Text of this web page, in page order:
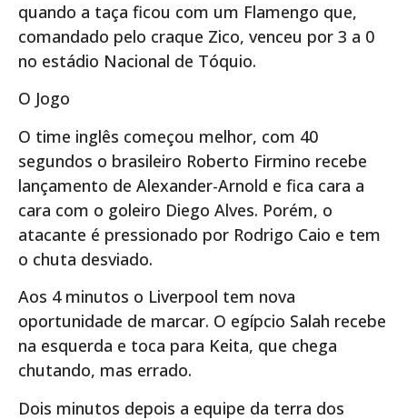
quando a taça ficou com um Flamengo que,
comandado pelo craque Zico, venceu por 3 a 0
no estádio Nacional de Tóquio.
O Jogo
O time inglês começou melhor, com 40
segundos o brasileiro Roberto Firmino recebe
lançamento de Alexander-Arnold e fica cara a
cara com o goleiro Diego Alves. Porém, o
atacante é pressionado por Rodrigo Caio e tem
o chuta desviado.
Aos 4 minutos o Liverpool tem nova
oportunidade de marcar. O egípcio Salah recebe
na esquerda e toca para Keita, que chega
chutando, mas errado.
Dois minutos depois a equipe da terra dos